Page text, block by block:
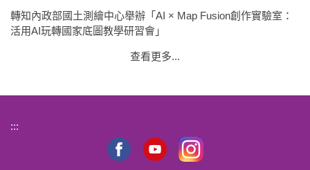
轉知內政部國土測繪中心舉辦「AI × Map Fusion創作實驗室：
活用AI玩轉國家底圖教學研習會」
查看更多...
:::